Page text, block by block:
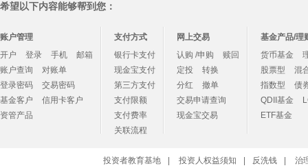
希望以下内容能够帮到您：
账户管理
开户
登录 手机
邮箱
账户查询
对账单
登录密码
交易密码
基金客户
信用卡客户
资管产品
支付方式
银行卡支付
现金宝支付
第三方支付
支付限额
支付费率
关联流程
网上交易
认购 /申购
赎回
定投
转换
分红
撤单
交易申请查询
现金宝交易
基金产品/理
货币基金
股票型
混
指数型
债
QDII基金
ETF基金
投资者教育基地 投资人权益须知 反洗钱
治